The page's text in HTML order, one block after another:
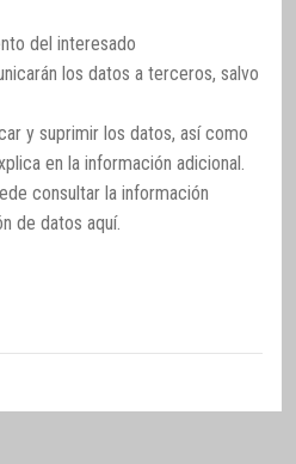
del interesado
los datos a terceros, salvo
y suprimir los datos, así como
en la información adicional.
consultar la información
de datos aquí.